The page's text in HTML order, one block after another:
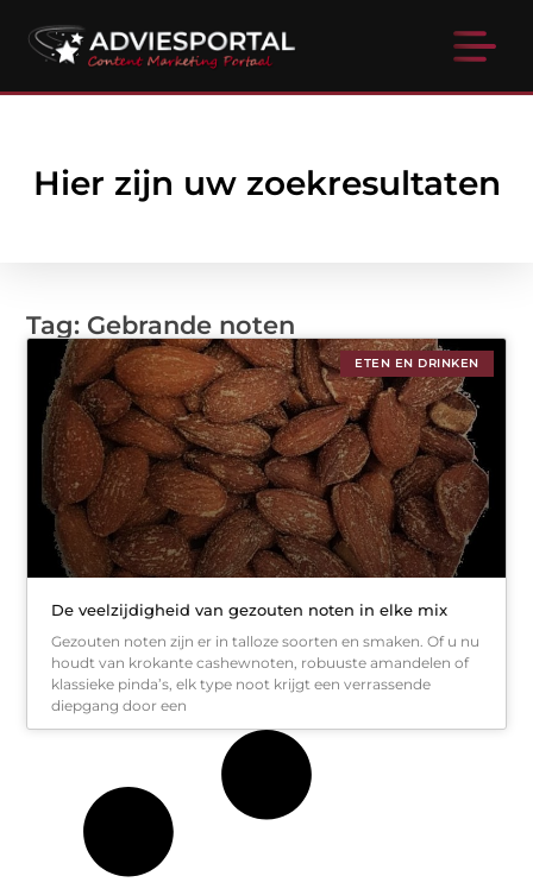
Hier zijn uw zoekresultaten
Tag: Gebrande noten
ETEN EN DRINKEN
De veelzijdigheid van gezouten noten in elke mix
Gezouten noten zijn er in talloze soorten en smaken. Of u nu
houdt van krokante cashewnoten, robuuste amandelen of
klassieke pinda’s, elk type noot krijgt een verrassende
diepgang door een